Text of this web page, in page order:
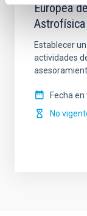
Europea
Astrofísica
Establecer
actividades
Fecha
No